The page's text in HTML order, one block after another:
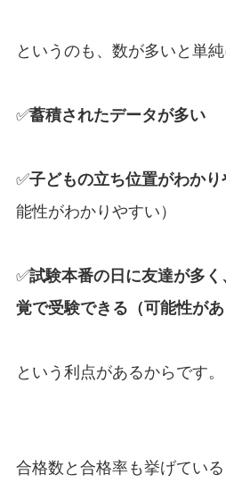
というのも、数が多いと単純
✅蓄積されたデータが多い
✅子どもの立ち位置がわかり
能性がわかりやすい）
✅試験本番の日に友達が多
覚で受験できる（可能性があ
という利点があるからです。
合格数と合格率も挙げている